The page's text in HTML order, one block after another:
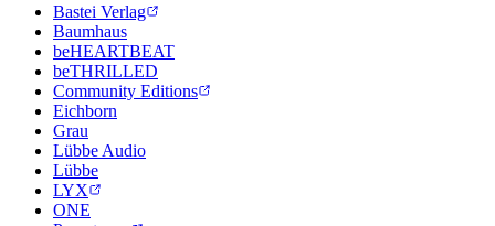
Bastei Verlag
Baumhaus
beHEARTBEAT
beTHRILLED
Community Editions
Eichborn
Grau
Lübbe Audio
Lübbe
LYX
ONE